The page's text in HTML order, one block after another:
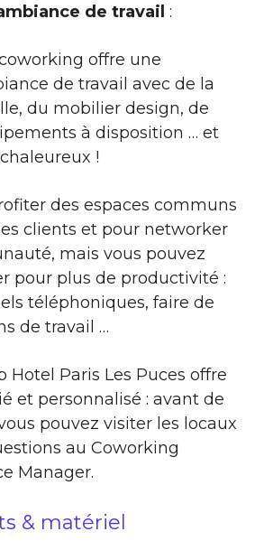
de travail :
offre une
de travail avec de la
du mobilier design, de
à disposition … et
!
des espaces communs
clients et pour networker
mais vous pouvez
pour plus de productivité :
téléphoniques, faire de
de travail …
Hotel Paris Les Puces offre
et personnalisé : avant de
pouvez visiter les locaux
au Coworking
Manager.
& matériel